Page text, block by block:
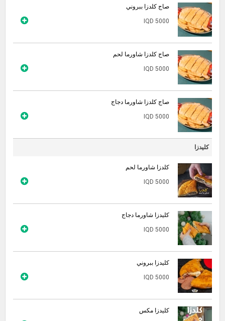
صاج كلدزا ببروني
IQD 5000
صاج كلدزا شاورما لحم
IQD 5000
صاج كلدزا شاورما دجاج
IQD 5000
كليدزا
كلدزا شاورما لحم
IQD 5000
كليدزا شاورما دجاج
IQD 5000
كليدزا ببروني
IQD 5000
كليدزا مكس